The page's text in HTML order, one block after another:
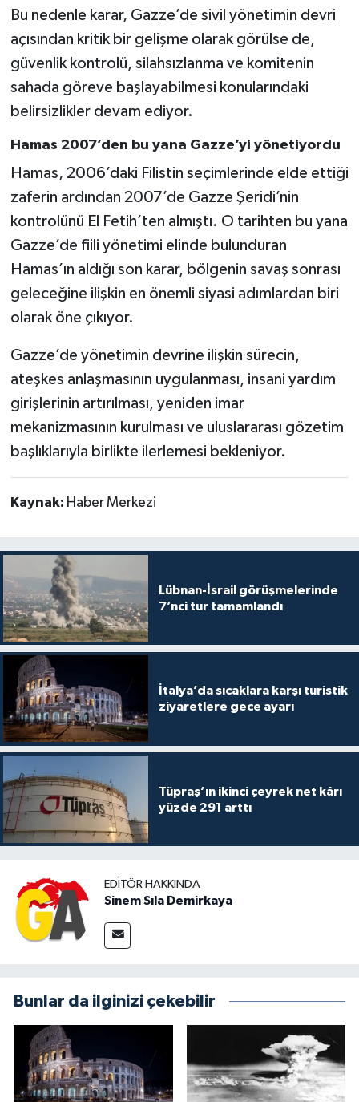
Bu nedenle karar, Gazze’de sivil yönetimin devri
açısından kritik bir gelişme olarak görülse de,
güvenlik kontrolü, silahsızlanma ve komitenin
sahada göreve başlayabilmesi konularındaki
belirsizlikler devam ediyor.
Hamas 2007’den bu yana Gazze’yi yönetiyordu
Hamas, 2006’daki Filistin seçimlerinde elde ettiği
zaferin ardından 2007’de Gazze Şeridi’nin
kontrolünü El Fetih’ten almıştı. O tarihten bu yana
Gazze’de fiili yönetimi elinde bulunduran
Hamas’ın aldığı son karar, bölgenin savaş sonrası
geleceğine ilişkin en önemli siyasi adımlardan biri
olarak öne çıkıyor.
Gazze’de yönetimin devrine ilişkin sürecin,
ateşkes anlaşmasının uygulanması, insani yardım
girişlerinin artırılması, yeniden imar
mekanizmasının kurulması ve uluslararası gözetim
başlıklarıyla birlikte ilerlemesi bekleniyor.
Kaynak: Haber Merkezi
Lübnan-İsrail görüşmelerinde
7’nci tur tamamlandı
İtalya’da sıcaklara karşı turistik
ziyaretlere gece ayarı
Tüpraş’ın ikinci çeyrek net kârı
yüzde 291 arttı
EDITÖR HAKKINDA
Sinem Sıla Demirkaya
Bunlar da ilginizi çekebilir